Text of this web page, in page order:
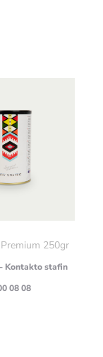
250gr
Kontakto stafin
08 08